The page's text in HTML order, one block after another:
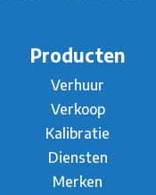
Producten
Verhuur
Verkoop
Kalibratie
Diensten
Merken